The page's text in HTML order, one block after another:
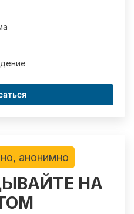
анонимно
НА